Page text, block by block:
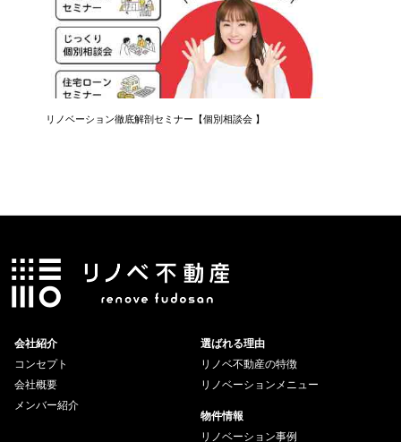
リノベーション徹底解剖セミナー【個別相談会 】
会社紹介
コンセプト
会社概要
メンバー紹介
選ばれる理由
リノベ不動産の特徴
リノベーションメニュー
物件情報
リノベーション事例